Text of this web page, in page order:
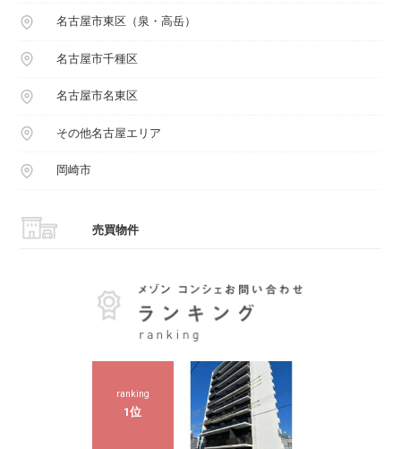
名古屋市東区（泉・高岳）
名古屋市千種区
名古屋市名東区
その他名古屋エリア
岡崎市
売買物件
ranking
1位